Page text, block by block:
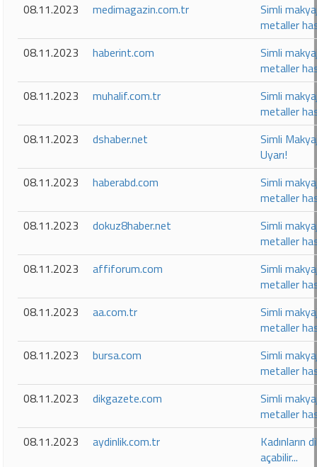
08.11.2023
medimagazin.com.tr
Simli
metaller
08.11.2023
haberint.com
Simli
metaller
08.11.2023
muhalif.com.tr
Simli
metaller
08.11.2023
dshaber.net
Simli
Uyarı!
08.11.2023
haberabd.com
Simli
metaller
08.11.2023
dokuz8haber.net
Simli
metaller
08.11.2023
affiforum.com
Simli
metaller
08.11.2023
aa.com.tr
Simli
metaller
08.11.2023
bursa.com
Simli
metaller
08.11.2023
dikgazete.com
Simli
metaller
08.11.2023
aydinlik.com.tr
Kadınların
açabilir...